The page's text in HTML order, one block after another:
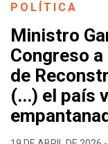
POLÍTICA
Ministro
Congreso
de
(...) el país